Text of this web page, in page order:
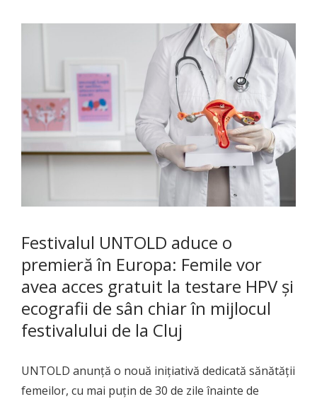
Festivalul UNTOLD aduce o
premieră în Europa: Femile vor
avea acces gratuit la testare HPV și
ecografii de sân chiar în mijlocul
festivalului de la Cluj
UNTOLD anunță o nouă inițiativă dedicată sănătății
femeilor, cu mai puțin de 30 de zile înainte de